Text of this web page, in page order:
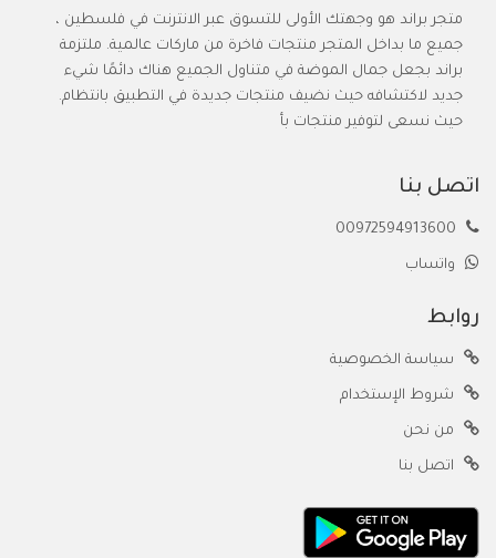
متجر براند هو وجهتك الأولى للتسوق عبر الانترنت في فلسطين ،
جميع ما بداخل المتجر منتجات فاخرة من ماركات عالمية. ملتزمة
براند بجعل جمال الموضة في متناول الجميع هناك دائمًا شيء
جديد لاكتشافه حيث نضيف منتجات جديدة في التطبيق بانتظام.
حيث نسعى لتوفير منتجات بأ
اتصل بنا
واتساب
روابط
سياسة الخصوصية
شروط الإستخدام
من نحن
اتصل بنا